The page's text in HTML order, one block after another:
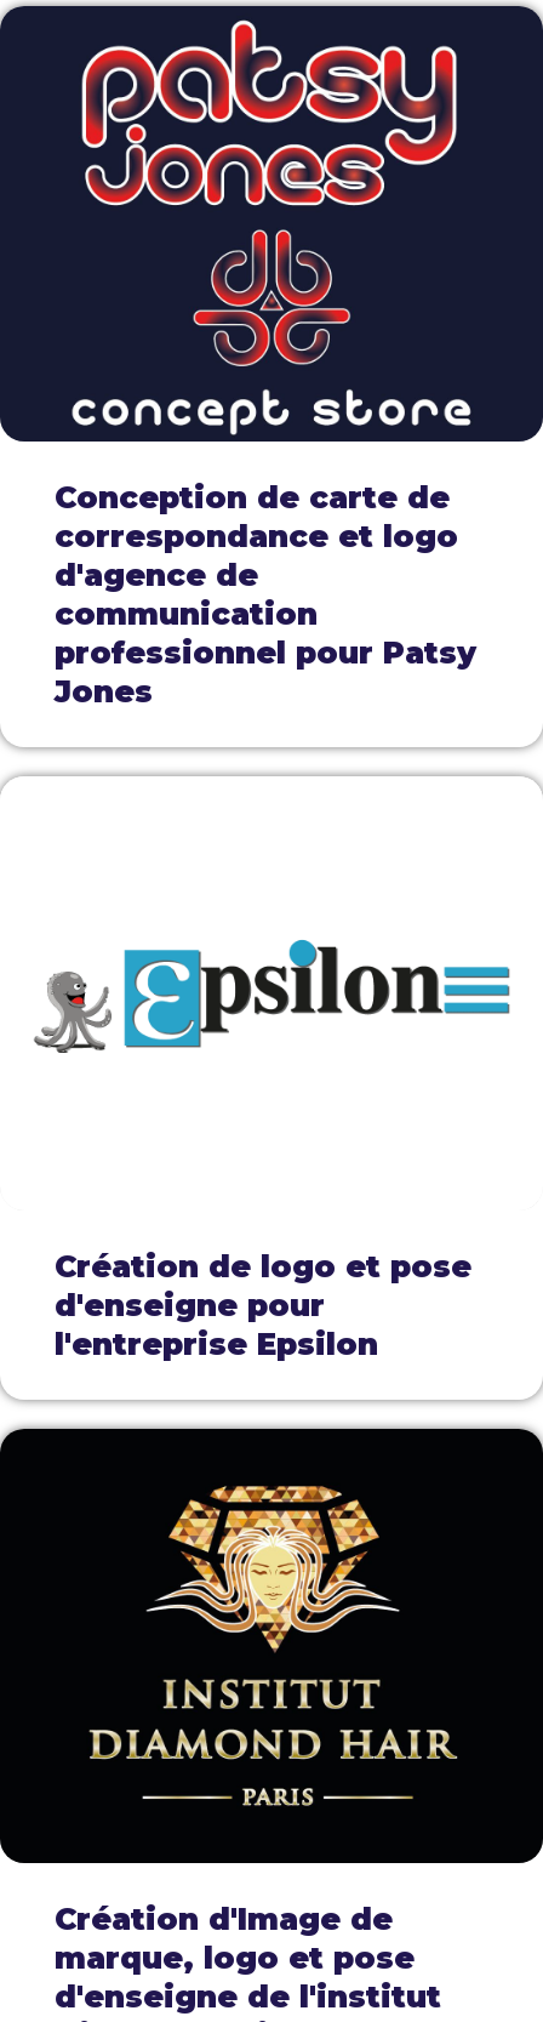
Conception de carte de
correspondance et logo
d'agence de
communication
professionnel pour Patsy
Jones
Création de logo et pose
d'enseigne pour
l'entreprise Epsilon
Création d'Image de
marque, logo et pose
d'enseigne de l'institut